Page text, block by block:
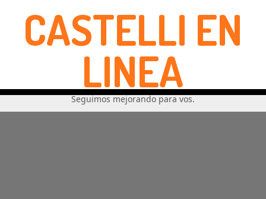
CASTELLI EN
LINEA
Seguimos mejorando para vos.